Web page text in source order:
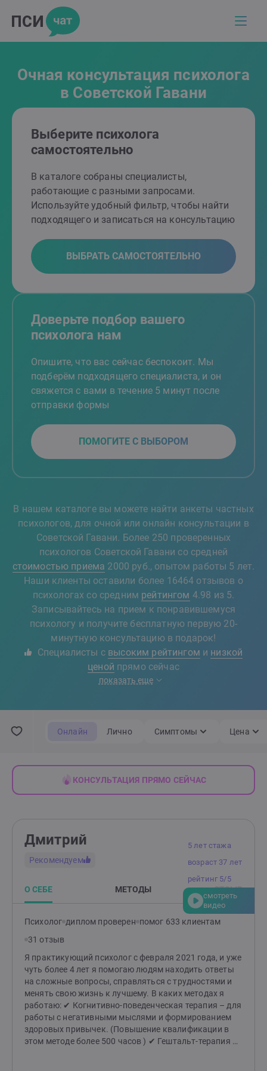
Очная консультация психолога
в Советской Гавани
Выберите психолога
самостоятельно
В каталоге собраны специалисты,
работающие с разными запросами.
Используйте удобный фильтр, чтобы найти
подходящего и записаться на консультацию
ВЫБРАТЬ САМОСТОЯТЕЛЬНО
Доверьте подбор вашего
психолога нам
Опишите, что вас сейчас беспокоит. Мы
подберём подходящего специалиста, и он
свяжется с вами в течение 5 минут после
отправки формы
ПОМОГИТЕ С ВЫБОРОМ
В нашем каталоге вы можете найти анкеты частных
психологов, для очной или онлайн консультации в
Советской Гавани. Более 250 проверенных
психологов Советской Гавани со средней
стоимостью приема 2000 руб., опытом работы 5 лет.
Наши клиенты оставили более 16464 отзывов о
психологах со средним рейтингом 4.98 из 5.
Записывайтесь на прием к понравившемуся
психологу и получите бесплатную первую 20-
минутную консультацию в подарок!
Специалисты с высоким рейтингом и низкой
ценой прямо сейчас
показать еще
Онлайн Лично Симптомы Цена
КОНСУЛЬТАЦИЯ ПРЯМО СЕЙЧАС
5 лет стажа
возраст 37 лет
рейтинг 5/5
смотреть
видео
Дмитрий
Рекомендуем
О СЕБЕ МЕТОДЫ ОТЗЫВ
Психолог диплом проверен помог 633 клиентам
31 отзыв
Я практикующий психолог с февраля 2021 года, и уже
чуть более 4 лет я помогаю людям находить ответы
на сложные вопросы, справляться с трудностями и
менять свою жизнь к лучшему. В каких методах я
работаю: ✔ Когнитивно-поведенческая терапия – для
работы с негативными мыслями и формированием
здоровых привычек. (Повышение квалификации в
этом методе более 500 часов ) ✔ Гештальт-терапия –